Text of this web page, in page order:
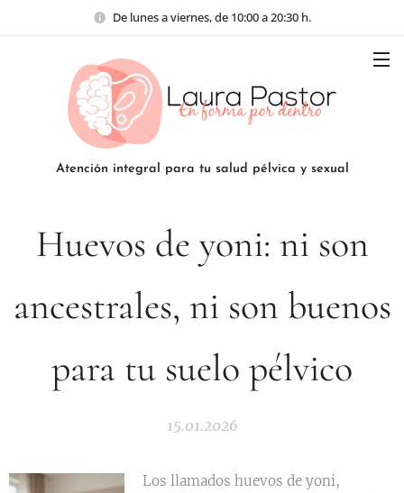
De lunes a viernes, de 10:00 a 20:30 h.
Atención integral para tu salud pélvica y sexual
Huevos de yoni: ni son
ancestrales, ni son buenos
para tu suelo pélvico
15.01.2026
Los llamados huevos de yoni,